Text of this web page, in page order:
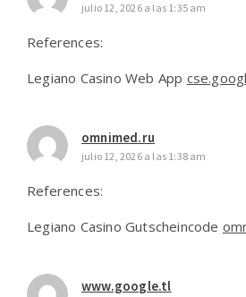
julio 12, 2026 a las 1:35 am
References:
Legiano Casino Web App
omnimed.ru
julio 12, 2026 a las 1:38 am
References:
Legiano Casino Gutscheincode
www.google.tl